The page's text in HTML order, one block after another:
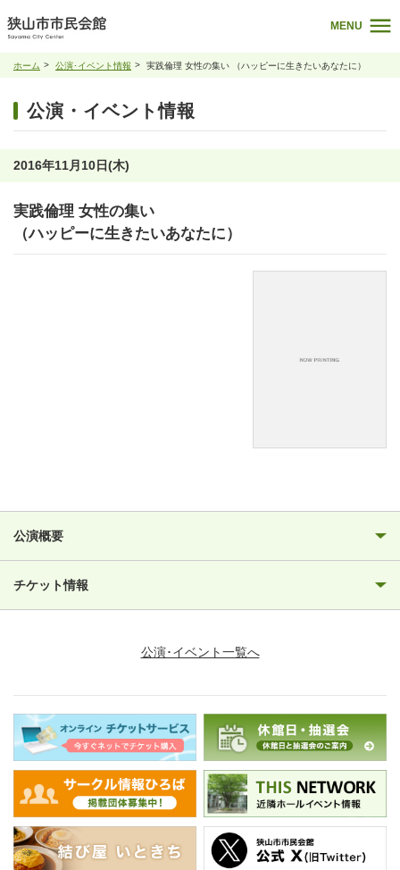
MENU
ホーム 公演･イベント情報 実践倫理 女性の集い （ハッピーに生きたいあなたに）
公演・イベント情報
2016年11月10日(木)
実践倫理 女性の集い
（ハッピーに生きたいあなたに）
公演概要
チケット情報
公演･イベント一覧へ